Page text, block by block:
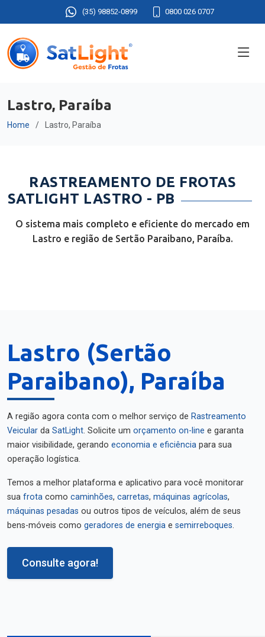
(35) 98852-0899 0800 026 0707
Lastro, Paraíba
Home Lastro, Paraíba
RASTREAMENTO DE FROTAS
SATLIGHT LASTRO - PB
O sistema mais completo e eficiente do mercado em
Lastro e região de Sertão Paraibano, Paraíba.
Lastro (Sertão
Paraibano), Paraíba
A região agora conta com o melhor serviço de Rastreamento
Veicular da SatLight. Solicite um orçamento on-line e garanta
maior visibilidade, gerando economia e eficiência para sua
operação logística.
Temos a melhor plataforma e aplicativo para você monitorar
sua frota como caminhões, carretas, máquinas agrícolas,
máquinas pesadas ou outros tipos de veículos, além de seus
bens-móveis como geradores de energia e semirreboques.
Consulte agora!